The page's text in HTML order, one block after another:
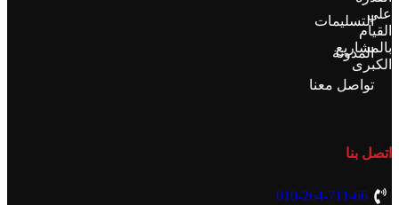
علي
القيام
بالمشاريع
الكبرى
التسليمات
المدونة
تواصل معنا
اتصل بنا
010-264-711-66